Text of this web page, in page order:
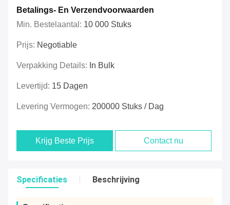
Betalings- En Verzendvoorwaarden
Min. Bestelaantal: 10 000 Stuks
Prijs: Negotiable
Verpakking Details: In Bulk
Levertijd: 15 Dagen
Levering Vermogen: 200000 Stuks / Dag
Krijg Beste Prijs Contact nu
Specificaties Beschrijving